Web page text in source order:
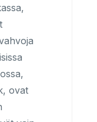
ovat